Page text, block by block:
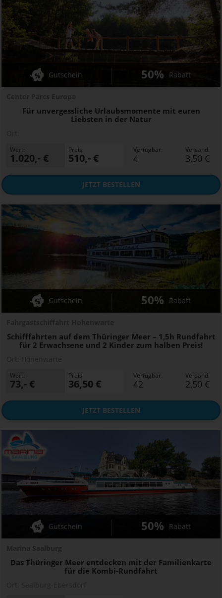
Für unvergessliche Urlaubsmomente mit euren
Liebsten in der Natur
Gutschein 50% Rabatt
Wert:
1.020,- €
Preis:
510,- €
Verfügbar:
4
Versand:
3,50 €
JETZTBESTELLEN
Schifffahrten auf dem Thüringer Meer – 1,5h Rundfahrt
für 2 Erwachsene und 2 Kinder zum halben Preis!
Gutschein 50% Rabatt
Wert:
73,- €
Preis:
36,50 €
Verfügbar:
42
Versand:
2,50 €
JETZTBESTELLEN
Das Thüringer Meer entdecken mit der Familienkarte
für die Kombi-Rundfahrt
Gutschein 50% Rabatt